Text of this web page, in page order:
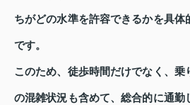
ちがどの水準を許容できるかを具体
です。
このため、徒歩時間だけでなく、乗
の混雑状況も含めて、総合的に通勤